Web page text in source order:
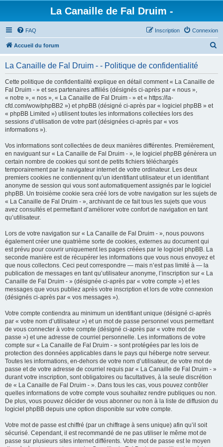
La Canaille de Fal Druim -
FAQ Connexion
Inscription
Accueil du forum
La Canaille de Fal Druim - - Politique de confidentialité
Cette politique de confidentialité explique en détail comment « La Canaille de
Fal Druim - » et ses partenaires affiliés (désignés ci-après par « nous »,
« notre », « nos », « La Canaille de Fal Druim - » et « https://la-
cfd.com/wow/phpBB2 ») et phpBB (désigné ci-après par « logiciel phpBB » et
« phpBB Limited ») utilisent toutes les informations collectées lors des
sessions d’utilisation de votre part (désignées ci-après par « vos
informations »).
Vos informations sont collectées de deux manières différentes. Premièrement,
en naviguant sur « La Canaille de Fal Druim - », le logiciel phpBB génèrera un
certain nombre de cookies qui sont de petits fichiers téléchargés
temporairement par le navigateur internet de votre ordinateur. Les deux
premiers cookies ne contiennent qu’un identifiant utilisateur et un identifiant
anonyme de session qui vous sont automatiquement assignés par le logiciel
phpBB. Un troisième cookie sera créé lors de votre navigation sur les sujets de
« La Canaille de Fal Druim - », archivant de ce fait tous les sujets que vous
avez consultés et permettant d’améliorer votre confort de navigation en tant
qu’utilisateur.
Lors de votre navigation sur « La Canaille de Fal Druim - », nous pouvons
également créer une quatrième sorte de cookies, externes au document qui
est prévu pour couvrir uniquement les pages créées par le logiciel phpBB. La
seconde manière est de récupérer les informations que vous nous envoyez et
que nous collectons. Ceci peut correspondre — mais n’est pas limité à — la
publication de messages en tant qu’utilisateur anonyme, l’inscription sur « La
Canaille de Fal Druim - » (désignée ci-après par « votre compte ») et les
messages que vous publiez après votre inscription et lors de votre connexion
(désignés ci-après par « vos messages »).
Votre compte contiendra au minimum un identifiant unique (désigné ci-après
par « votre nom d’utilisateur ») et un mot de passe personnel vous permettant
de vous connecter à votre compte (désigné ci-après par « votre mot de
passe ») et une adresse de courriel personnelle. Les informations de votre
compte sur « La Canaille de Fal Druim - » sont protégées par les lois de
protection des données applicables dans le pays qui héberge notre serveur.
Toutes les informations, en-dehors de votre nom d’utilisateur, de votre mot de
passe et de votre adresse de courriel requis par « La Canaille de Fal Druim - »
durant votre inscription, sont obligatoires ou facultatives, à la seule discrétion
de « La Canaille de Fal Druim - ». Dans tous les cas, vous pouvez contrôler
quelles informations de votre compte vous souhaitez rendre publiques ou non.
De plus, vous pouvez décider de vous abonner ou non à la liste de diffusion du
logiciel phpBB depuis une option disponible sur votre compte.
Votre mot de passe est chiffré (par un chiffrage à sens unique) afin qu’il soit
sécurisé. Cependant, il est recommandé de ne pas utiliser le même mot de
passe sur plusieurs sites internet différents. Votre mot de passe est le moyen